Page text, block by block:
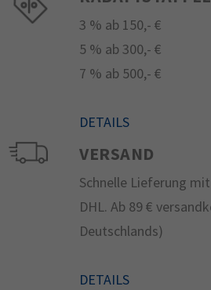
3 % ab 150,- €
5 % ab 300,- €
7 % ab 500,- €
DETAILS
VERSAND
Schnelle Lieferung
DHL. Ab 89 €
Deutschlands)
DETAILS